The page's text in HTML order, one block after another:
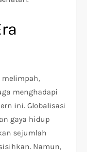
melimpah,
menghadapi
ini. Globalisasi
gaya hidup
sejumlah
Namun,